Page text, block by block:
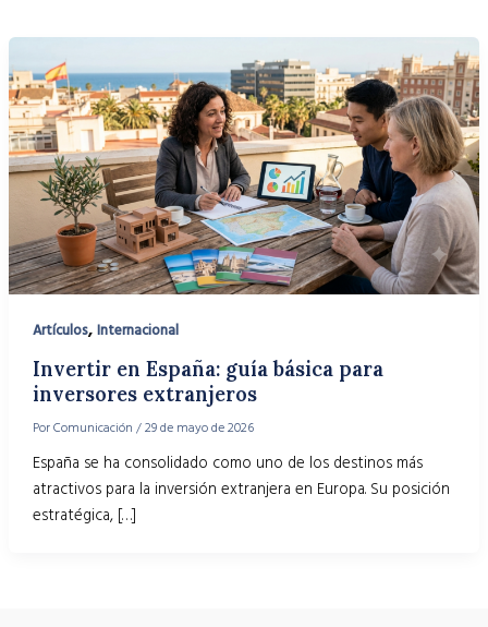
Artículos, Internacional
Invertir en España: guía básica para
inversores extranjeros
PorComunicación /29 de mayo de 2026
España se ha consolidado como uno de los destinos más
atractivos para la inversión extranjera en Europa. Su posición
estratégica, […]